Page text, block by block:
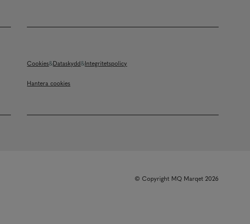
Cookies Dataskydd Integritetspolicy
Hantera cookies
© Copyright MQ Marqet 2026